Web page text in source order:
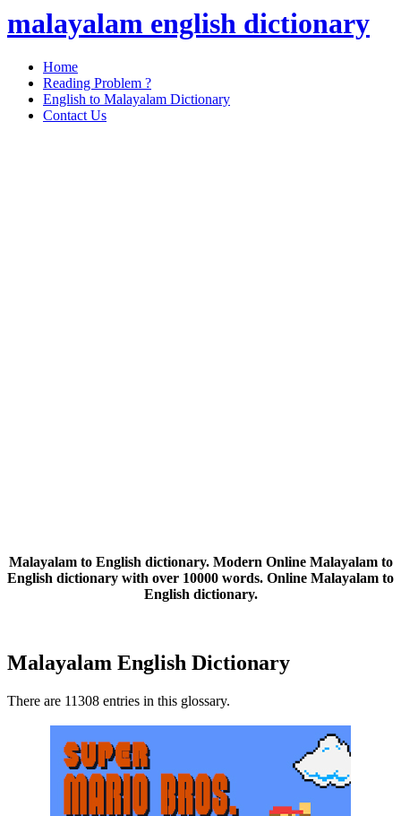
malayalam english dictionary
Home
Reading Problem ?
English to Malayalam Dictionary
Contact Us
Malayalam to English dictionary. Modern Online Malayalam to
English dictionary with over 10000 words. Online Malayalam to
English dictionary.
Malayalam English Dictionary
There are 11308 entries in this glossary.